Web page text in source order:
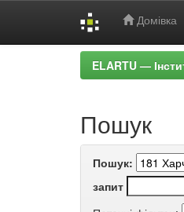
Домівка
ELARTU —
Пошук
Пошук:
запит